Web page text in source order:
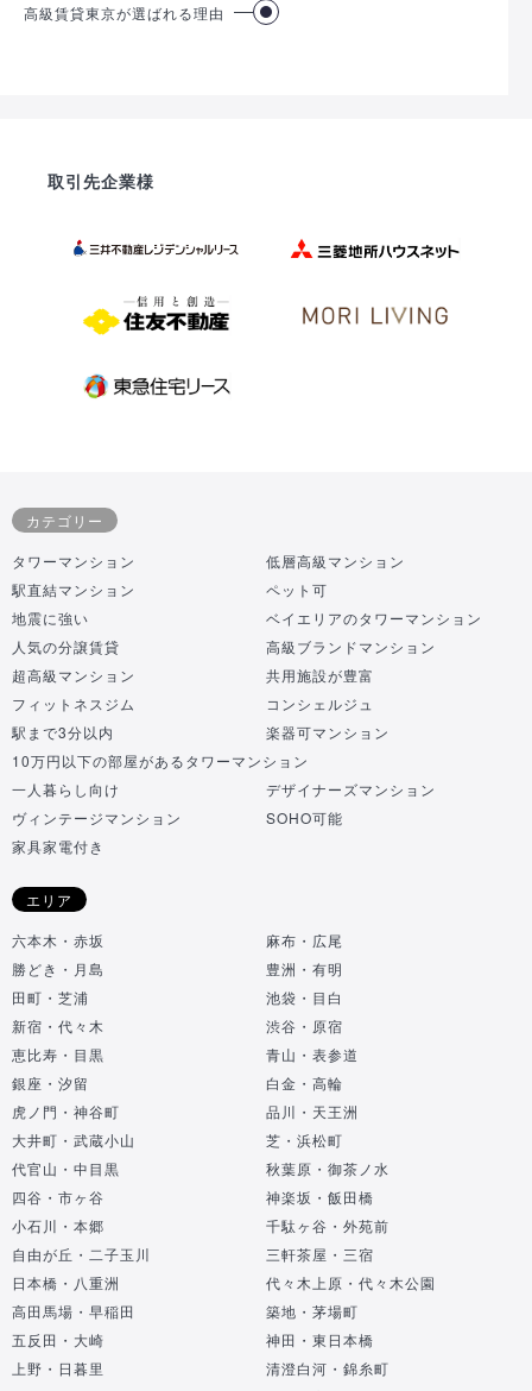
高級賃貸東京が選ばれる理由
取引先企業様
カテゴリー
タワーマンション
低層高級マンション
駅直結マンション
ペット可
地震に強い
ベイエリアのタワーマンション
人気の分譲賃貸
高級ブランドマンション
超高級マンション
共用施設が豊富
フィットネスジム
コンシェルジュ
駅まで3分以内
楽器可マンション
10万円以下の部屋があるタワーマンション
一人暮らし向け
デザイナーズマンション
ヴィンテージマンション
SOHO可能
家具家電付き
エリア
六本木・赤坂
麻布・広尾
勝どき・月島
豊洲・有明
田町・芝浦
池袋・目白
新宿・代々木
渋谷・原宿
恵比寿・目黒
青山・表参道
銀座・汐留
白金・高輪
虎ノ門・神谷町
品川・天王洲
大井町・武蔵小山
芝・浜松町
代官山・中目黒
秋葉原・御茶ノ水
四谷・市ヶ谷
神楽坂・飯田橋
小石川・本郷
千駄ヶ谷・外苑前
自由が丘・二子玉川
三軒茶屋・三宿
日本橋・八重洲
代々木上原・代々木公園
高田馬場・早稲田
築地・茅場町
五反田・大崎
神田・東日本橋
上野・日暮里
清澄白河・錦糸町